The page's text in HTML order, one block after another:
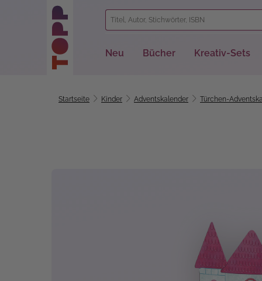
Zur Hauptnavigation springen
Neu Bücher Kreativ-Sets
Startseite Kinder Adventskalender Türchen-